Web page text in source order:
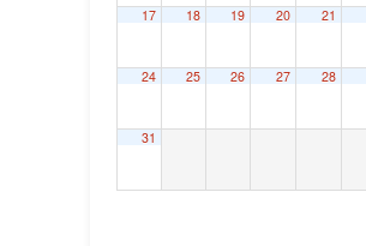
17 18 19 20 21
24 25 26 27 28
31